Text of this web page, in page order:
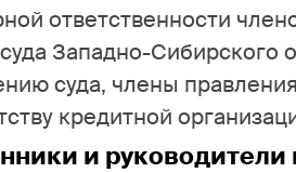
ответственности
Западно-Сибирского
суда, члены
кредитной
и